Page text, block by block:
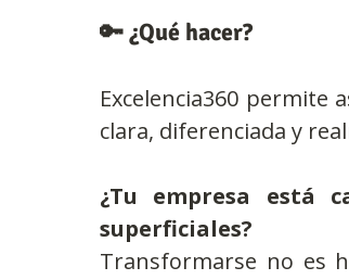
🔑 ¿Qué hacer?
Excelencia360 permite
clara, diferenciada y
¿Tu empresa está
superficiales?
Transformarse no es